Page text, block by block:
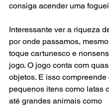
consiga acender uma
Interessante ver a riqueza
por onde passamos,
toque cartunesco e
jogo. O jogo conta com
objetos. E isso compreende
pequenos itens como latas
até grandes animais como